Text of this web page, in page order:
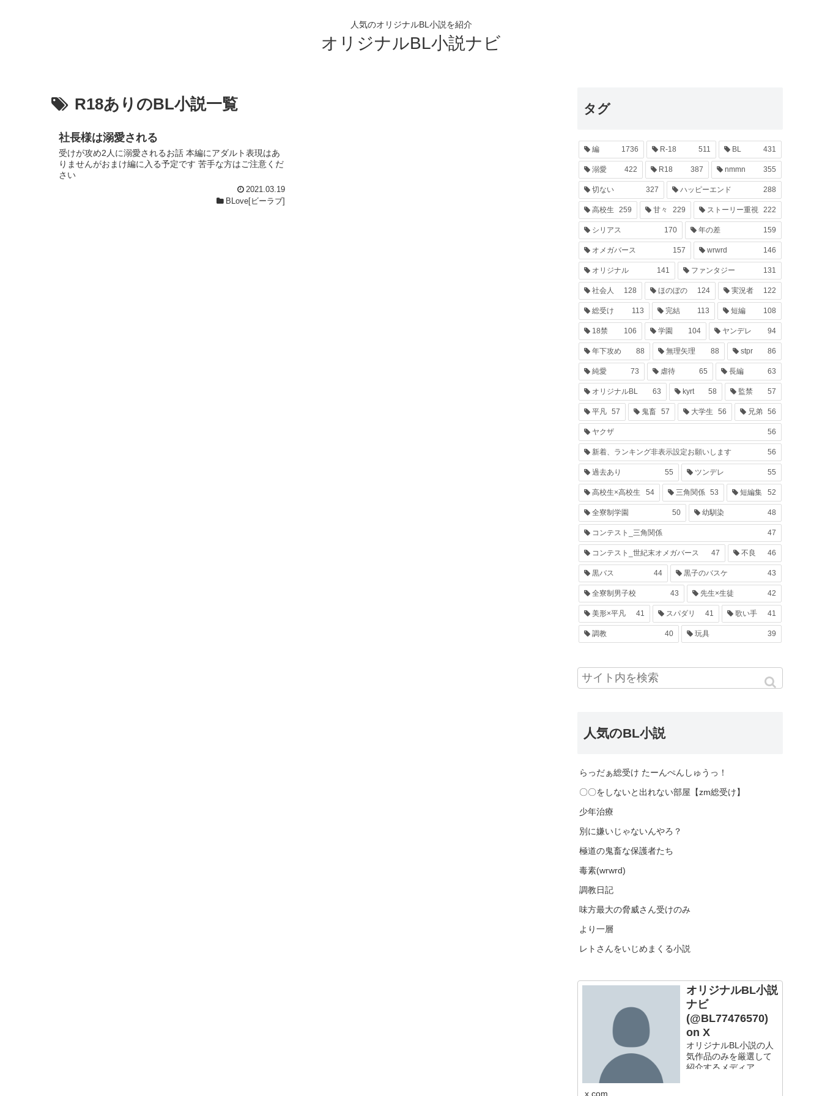
人気のオリジナルBL小説を紹介
オリジナルBL小説ナビ
R18ありのBL小説一覧
社長様は溺愛される
受けが攻め2人に溺愛されるお話 本編にアダルト表現はあ
りませんがおまけ編に入る予定です 苦手な方はご注意くだ
さい
2021.03.19
BLove[ビーラブ]
タグ
編 1736 R-18 511 BL 431
溺愛 422 R18 387 nmmn 355
切ない 327 ハッピーエンド 288
高校生 259 甘々 229 ストーリー重視 222
シリアス 170 年の差 159
オメガバース 157 wrwrd 146
オリジナル 141 ファンタジー 131
社会人 128 ほのぼの 124 実況者 122
総受け 113 完結 113 短編 108
18禁 106 学園 104 ヤンデレ 94
年下攻め 88 無理矢理 88 stpr 86
純愛 73 虐待 65 長編 63
オリジナルBL 63 kyrt 58 監禁 57
平凡 57 鬼畜 57 大学生 56 兄弟 56
ヤクザ 56
新着、ランキング非表示設定お願いします 56
過去あり 55 ツンデレ 55
高校生×高校生 54 三角関係 53 短編集 52
全寮制学園 50 幼馴染 48
コンテスト_三角関係 47
コンテスト_世紀末オメガバース 47 不良 46
黒バス 44 黒子のバスケ 43
全寮制男子校 43 先生×生徒 42
美形×平凡 41 スパダリ 41 歌い手 41
調教 40 玩具 39
人気のBL小説
らっだぁ総受け たーんぺんしゅうっ！
〇〇をしないと出れない部屋【zm総受け】
少年治療
別に嫌いじゃないんやろ？
極道の鬼畜な保護者たち
毒素(wrwrd)
調教日記
味方最大の脅威さん受けのみ
より一層
レトさんをいじめまくる小説
オリジナルBL小説
ナビ
(@BL77476570)
on X
オリジナルBL小説の人
気作品のみを厳選して
紹介するメディア
x.com